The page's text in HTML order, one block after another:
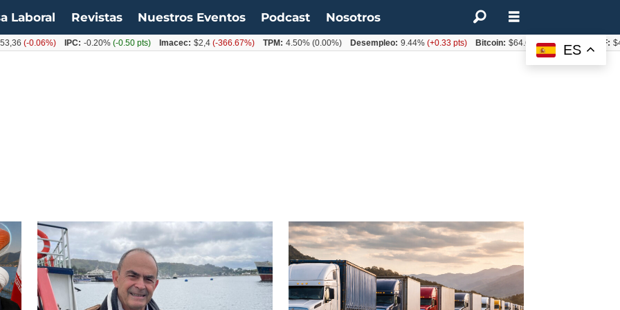
Laboral Revistas Nuestros Eventos Podcast Nosotros
ES
(-0.06%) IPC: -0.20% (-0.50 pts) Imacec: $2,4 (-366.67%) TPM: 4.50% (0.00%) Desempleo: 9.44% (+0.33 pts) Bitcoin: $64.600,08 (+2.93%)